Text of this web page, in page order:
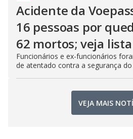
Acidente da
16 pessoas por
62 mortos; veja lista
Funcionários e ex-funcionários
de atentado contra a segurança
VEJA MAIS